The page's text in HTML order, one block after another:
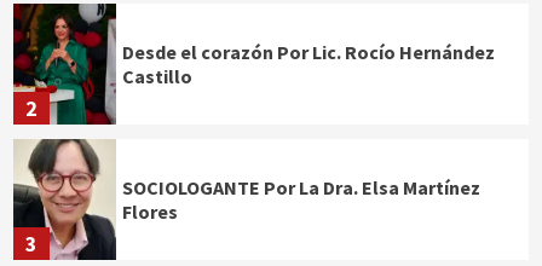
2
Desde el corazón Por Lic. Rocío Hernández
Castillo
3
SOCIOLOGANTE Por La Dra. Elsa Martínez
Flores